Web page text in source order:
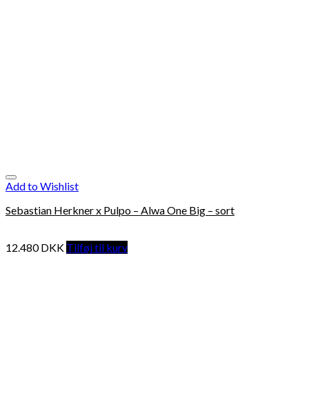
Add to Wishlist
Sebastian Herkner x Pulpo – Alwa One Big – sort
12.480DKK Tilføj til kurv